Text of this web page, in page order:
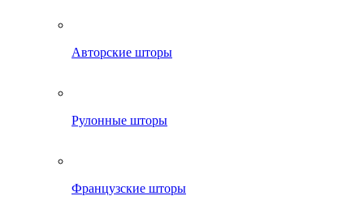
Авторские шторы
Рулонные шторы
Французские шторы